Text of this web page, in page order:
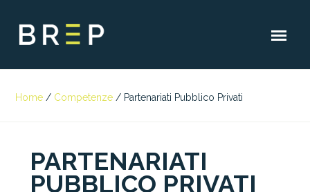
Home / Competenze / Partenariati Pubblico Privati
PARTENARIATI
PUBBLICO PRIVATI